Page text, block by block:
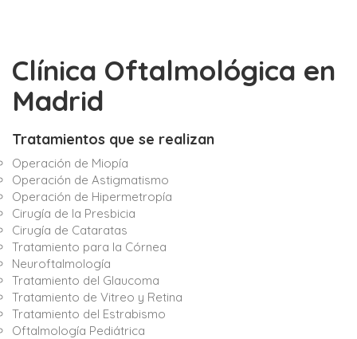
Clínica Oftalmológica en
Madrid
Tratamientos que se realizan
Operación de Miopía
Operación de Astigmatismo
Operación de Hipermetropía
Cirugía de la Presbicia
Cirugía de Cataratas
Tratamiento para la Córnea
Neuroftalmología
Tratamiento del Glaucoma
Tratamiento de Vitreo y Retina
Tratamiento del Estrabismo
Oftalmología Pediátrica